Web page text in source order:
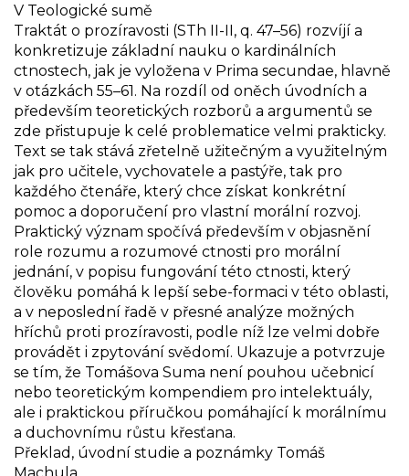
V Teologické sumě
Traktát o prozíravosti (STh II-II, q. 47–56) rozvíjí a
konkretizuje základní nauku o kardinálních
ctnostech, jak je vyložena v Prima secundae, hlavně
v otázkách 55–61. Na rozdíl od oněch úvodních a
především teoretických rozborů a argumentů se
zde přistupuje k celé problematice velmi prakticky.
Text se tak stává zřetelně užitečným a využitelným
jak pro učitele, vychovatele a pastýře, tak pro
každého čtenáře, který chce získat konkrétní
pomoc a doporučení pro vlastní morální rozvoj.
Praktický význam spočívá především v objasnění
role rozumu a rozumové ctnosti pro morální
jednání, v popisu fungování této ctnosti, který
člověku pomáhá k lepší sebe-formaci v této oblasti,
a v neposlední řadě v přesné analýze možných
hříchů proti prozíravosti, podle níž lze velmi dobře
provádět i zpytování svědomí. Ukazuje a potvrzuje
se tím, že Tomášova Suma není pouhou učebnicí
nebo teoretickým kompendiem pro intelektuály,
ale i praktickou příručkou pomáhající k morálnímu
a duchovnímu růstu křesťana.
Překlad, úvodní studie a poznámky Tomáš
Machula.